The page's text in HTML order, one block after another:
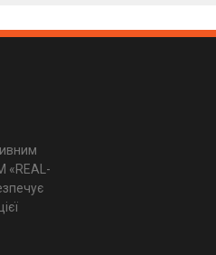
«REAL-